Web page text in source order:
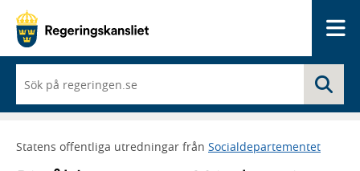
du
börjar
skriva
framträder
Statens offentliga utredningar från Socialdepartementet